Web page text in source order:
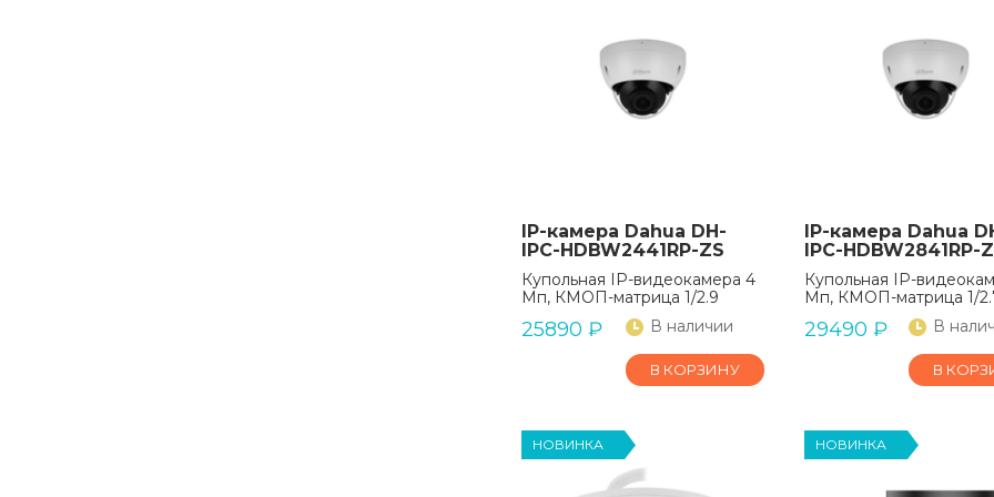
IP-камера Dahua DH-
IPC-HDBW2441RP-ZS
Купольная IP-видеокамера 4
Мп, КМОП-матрица 1/2.9
25890 ₽ В наличии
В КОРЗИНУ
IP-камера Dahua
IPC-HDBW2841RP-
Купольная IP-
Мп, КМОП-матрица 1/
29490 ₽ В
В
НОВИНКА НОВИНКА